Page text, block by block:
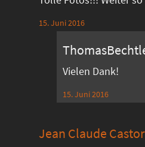
15. Juni 2016
Vielen Dank!
15. Juni 2016
Jean Claude Castor